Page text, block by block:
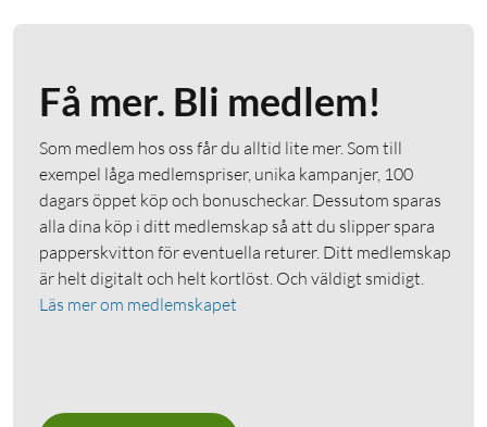
Få mer. Bli medlem!
Som medlem hos oss får du alltid lite mer. Som till
exempel låga medlemspriser, unika kampanjer, 100
dagars öppet köp och bonuscheckar. Dessutom sparas
alla dina köp i ditt medlemskap så att du slipper spara
papperskvitton för eventuella returer. Ditt medlemskap
är helt digitalt och helt kortlöst. Och väldigt smidigt.
Läs mer om medlemskapet